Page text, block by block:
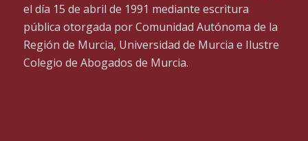
el día 15 de abril de 1991 mediante escritura
pública otorgada por Comunidad Autónoma de la
Región de Murcia, Universidad de Murcia e Ilustre
Colegio de Abogados de Murcia.